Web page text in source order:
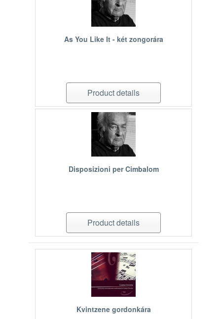
As You Like It - két zongorára
Product details
Disposizioni per Cimbalom
Product details
Kvintzene gordonkára